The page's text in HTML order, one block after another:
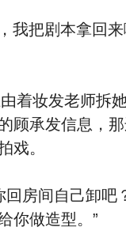
我把剧本拿回
着妆发老师拆
顾承发信息，
戏。
房间自己卸吧
你做造型。”